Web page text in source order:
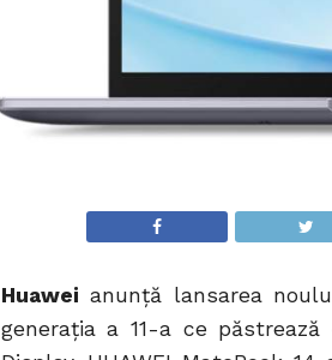
Huawei anunță lansarea
generația a 11-a ce